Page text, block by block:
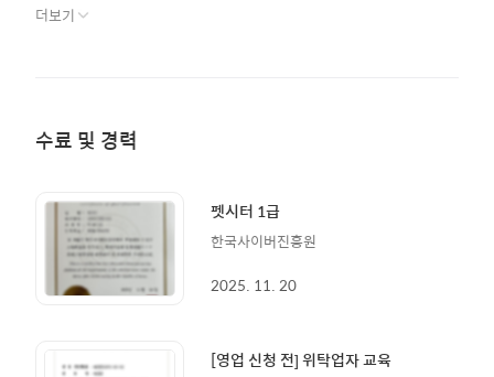
더보기
수료 및 경력
펫시터 1급
한국사이버진흥원
2025. 11. 20
[영업 신청 전] 위탁업자 교육